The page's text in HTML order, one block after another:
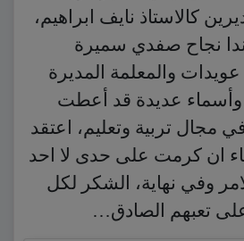
كالاستاذ نايف ابراهيم،
نجاح صفدي سميرة
والمعلمة المديرة
عديدة قد أعطت
في مجال تربية وتعليم، اعتقد
ان كرمت على حدى لا احد
وفي نهاية، الشكر لكل
تعبهم الصادق…